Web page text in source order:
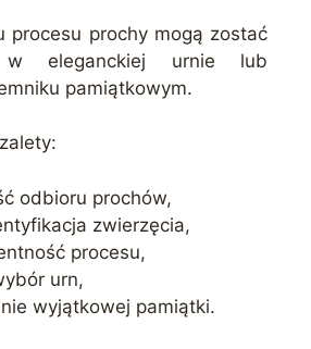
procesu prochy mogą zostać
w eleganckiej urnie lub
pamiątkowym.
odbioru prochów,
zwierzęcia,
procesu,
urn,
wyjątkowej pamiątki.